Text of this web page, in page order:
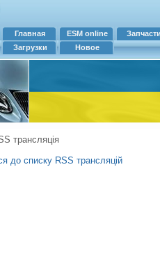
Главная ESM online
Загрузки
Новое
трансляція
до списку RSS трансляцій